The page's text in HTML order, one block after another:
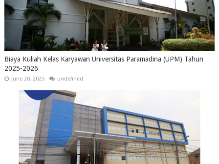
Biaya Kuliah Kelas Karyawan Universitas Paramadina (UPM) Tahun
2025-2026
June 20, 2025 undefined